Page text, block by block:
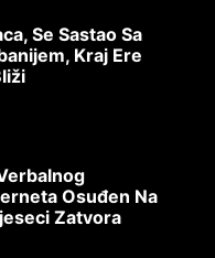
Se Sastao Sa
Kraj Ere
Osuđen Na
Zatvora